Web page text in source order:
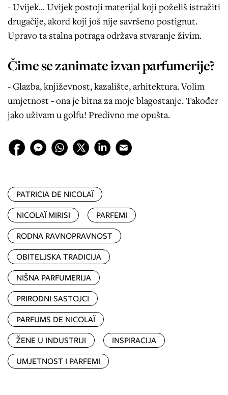
- Uvijek... Uvijek postoji materijal koji poželiš istražiti
drugačije, akord koji još nije savršeno postignut.
Upravo ta stalna potraga održava stvaranje živim.
Čime se zanimate izvan parfumerije?
- Glazba, književnost, kazalište, arhitektura. Volim
umjetnost - ona je bitna za moje blagostanje. Također
jako uživam u golfu! Predivno me opušta.
PATRICIA DE NICOLAÏ
NICOLAÏ MIRISI
PARFEMI
RODNA RAVNOPRAVNOST
OBITELJSKA TRADICIJA
NIŠNA PARFUMERIJA
PRIRODNI SASTOJCI
PARFUMS DE NICOLAÏ
ŽENE U INDUSTRIJI
INSPIRACIJA
UMJETNOST I PARFEMI